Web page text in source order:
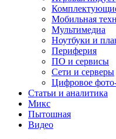
Мобильная
Мультимедиа
Ноутбуки и
Периферия
ПО и сервисы
Сети и серверы
Цифровое
Статьи и аналитика
Микс
Пытошная
Видео